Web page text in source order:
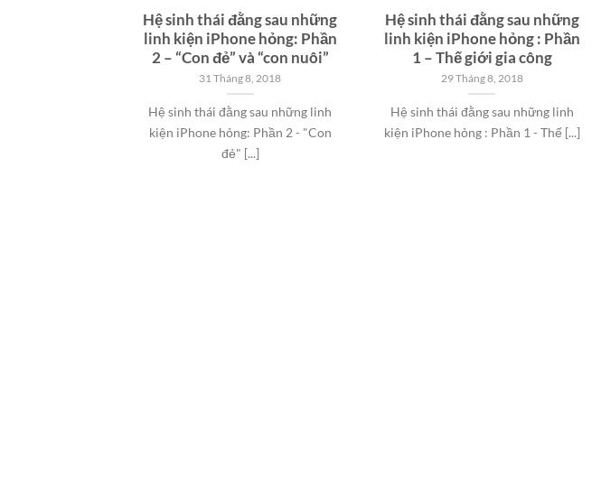
Hệ sinh thái đằng sau những
linh kiện iPhone hỏng: Phần
2 – “Con đẻ” và “con nuôi”
31 Tháng 8, 2018
Hệ sinh thái đằng sau những linh
kiện iPhone hỏng: Phần 2 - "Con
đẻ" [...]
Hệ sinh thái đằng sau những
linh kiện iPhone hỏng : Phần
1 – Thế giới gia công
29 Tháng 8, 2018
Hệ sinh thái đằng sau những linh
kiện iPhone hỏng : Phần 1 - Thế [...]